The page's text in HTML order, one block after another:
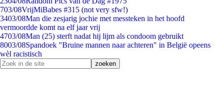
703/08VrijMiBabes #315 (not very sfw!)
3403/08Man die zesjarig jochie met messteken in het hoofd
vermoordde komt na elf jaar vrij
4703/08Man (25) sterft nadat hij lijm als condoom gebruikt
8003/08Spandoek "Bruine mannen naar achteren" in België opeens
wèl racistisch